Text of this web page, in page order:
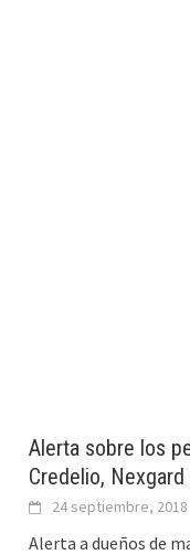
Alerta sobre los
Credelio,
24 septiembre, 2018
Alerta a dueños de